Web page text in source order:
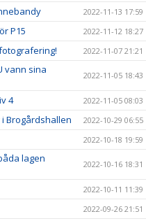
2022-11-13 17:59
P15 2022-11-12 18:27
2022-11-07 21:21
vann sina
2022-11-05 18:43
4 2022-11-05 08:03
Brogårdshallen 2022-10-29 06:55
2022-10-18 19:59
lagen
2022-10-16 18:31
2022-10-11 11:39
2022-09-26 21:51